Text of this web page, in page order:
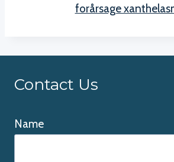
forårsage
Contact Us
Name